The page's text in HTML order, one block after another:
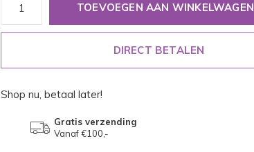
TOEVOEGEN AAN WINKELWAGEN
DIRECT BETALEN
Shop nu, betaal later!
Gratis verzending
Vanaf €100,-